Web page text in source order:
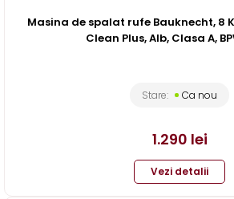
Masina de spalat rufe Bauknecht, 8
Clean Plus, Alb, Clasa A,
Stare: Ca nou
1.290 lei
Vezi detalii